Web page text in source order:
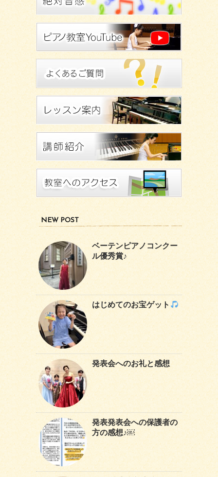
NEW POST
ベーテンピアノコンクー
ル優秀賞♪
はじめてのお宝ゲット
発表会へのお礼と感想
発表発表会への保護者の
方の感想♪￼